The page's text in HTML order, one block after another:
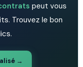
peut vous
Trouvez le bon
→